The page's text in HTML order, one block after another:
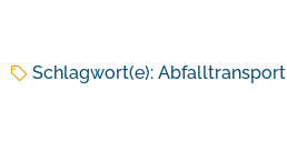
Schlagwort(e): Abfalltransport